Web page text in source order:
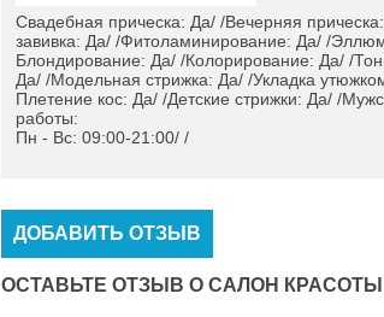
Свадебная прическа: Да/ /Вечерняя
завивка: Да/ /Фитоламинирование: Да/ /
Блондирование: Да/ /Колорирование: Да/ /
Да/ /Модельная стрижка: Да/ /Укладка
Плетение кос: Да/ /Детские стрижки: Да/ /
работы:
Пн - Вс: 09:00-21:00/ /
ДОБАВИТЬ ОТЗЫВ
ОСТАВЬТЕ ОТЗЫВ О САЛОН